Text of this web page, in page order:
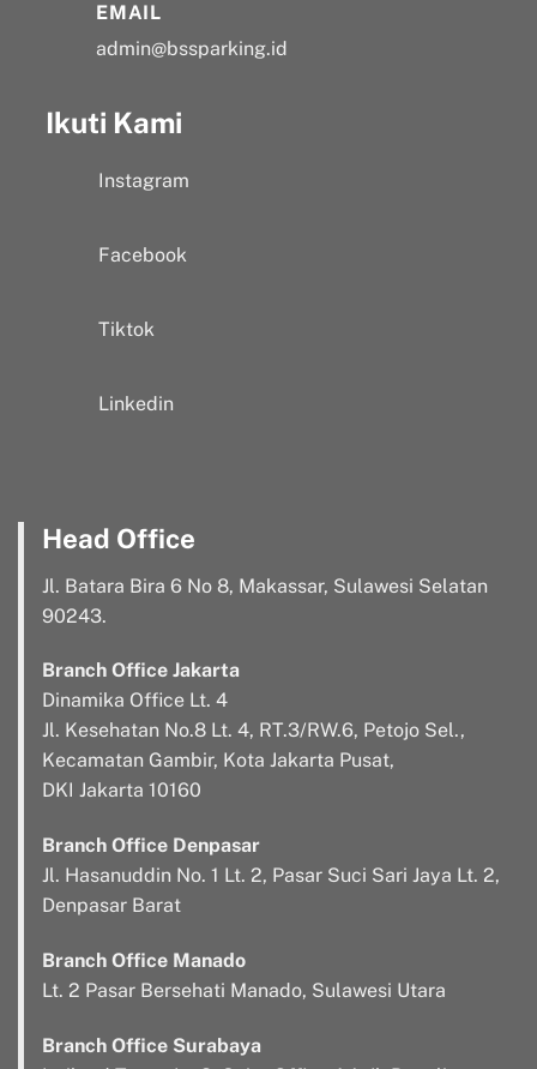
EMAIL
admin@bssparking.id
Ikuti Kami
Instagram
Facebook
Tiktok
Linkedin
Head Office
Jl. Batara Bira 6 No 8, Makassar, Sulawesi Selatan
90243.
Branch Office Jakarta
Dinamika Office Lt. 4
Jl. Kesehatan No.8 Lt. 4, RT.3/RW.6, Petojo Sel.,
Kecamatan Gambir, Kota Jakarta Pusat,
DKI Jakarta 10160
Branch Office Denpasar
Jl. Hasanuddin No. 1 Lt. 2, Pasar Suci Sari Jaya Lt. 2,
Denpasar Barat
Branch Office Manado
Lt. 2 Pasar Bersehati Manado, Sulawesi Utara
Branch Office Surabaya